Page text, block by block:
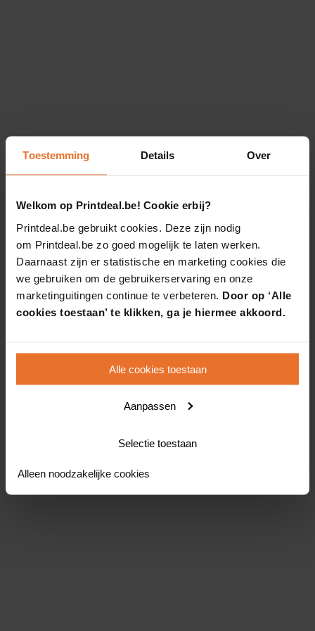
Toestemming Details Over
Welkom op Printdeal.be! Cookie erbij?
Printdeal.be gebruikt cookies. Deze zijn nodig
om Printdeal.be zo goed mogelijk te laten werken.
Daarnaast zijn er statistische en marketing cookies die
we gebruiken om de gebruikerservaring en onze
marketinguitingen continue te verbeteren. Door op ‘Alle
cookies toestaan’ te klikken, ga je hiermee akkoord.
Alle cookies toestaan
Aanpassen
Selectie toestaan
Alleen noodzakelijke cookies